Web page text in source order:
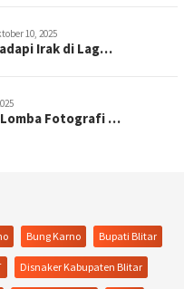
10, 2025
Irak di Lag…
Lomba Fotografi …
Bung Karno Bupati Blitar
Disnaker Kabupaten Blitar